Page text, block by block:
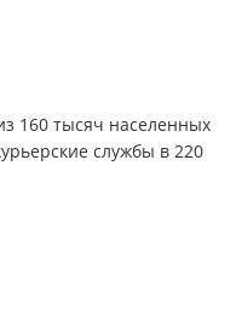
160 тысяч населенных
службы в 220